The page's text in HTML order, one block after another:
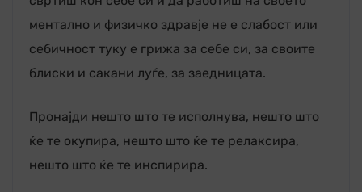
ментално и физичко здравје не е слабост или
себичност туку е грижа за себе си, за своите
блиски и сакани луѓе, за заедницата.
Пронајди нешто што те исполнува, нешто што
ќе те окупира, нешто што ќе те релаксира,
нешто што ќе те инспирира.